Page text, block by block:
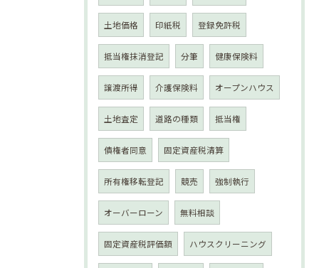
土地価格 印紙税 登録免許税
抵当権抹消登記 分筆 健康保険料
譲渡所得 介護保険料 オープンハウス
土地査定 道路の種類 抵当権
債権者同意 固定資産税清算
所有権移転登記 競売 強制執行
オーバーローン 無料相談
固定資産税評価額 ハウスクリーニング